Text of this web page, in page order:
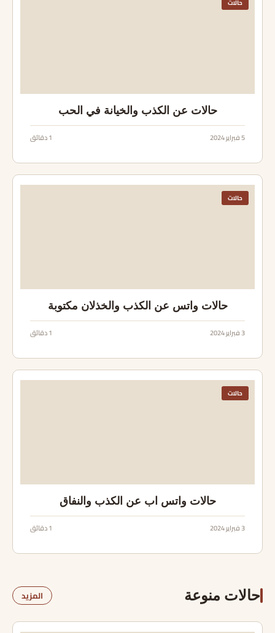
حالات
حالات عن الكذب والخيانة في الحب
5 فبراير 2024 1 دقائق
حالات
حالات واتس عن الكذب والخذلان مكتوبة
3 فبراير 2024 1 دقائق
حالات
حالات واتس اب عن الكذب والنفاق
3 فبراير 2024 1 دقائق
حالات منوعة المزيد